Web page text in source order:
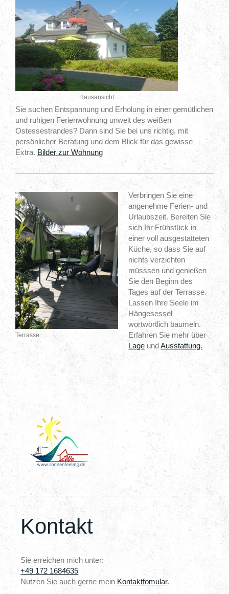
Hausansicht
Sie suchen Entspannung und Erholung in einer gemütlichen
und ruhigen Ferienwohnung unweit des weißen
Ostessestrandes? Dann sind Sie bei uns richtig, mit
persönlicher Beratung und dem Blick für das gewisse
Extra. Bilder zur Wohnung
Terrasse
Verbringen Sie eine
angenehme Ferien- und
Urlaubszeit. Bereiten Sie
sich Ihr Frühstück in
einer voll ausgestatteten
Küche, so dass Sie auf
nichts verzichten
müsssen und genießen
Sie den Beginn des
Tages auf der Terrasse.
Lassen Ihre Seele im
Hängesessel
wortwörtlich baumeln.
Erfahren Sie mehr über
Lage undAusstattung.
Kontakt
Sie erreichen mich unter:
+49 172 1684635
Nutzen Sie auch gerne mein Kontaktfomular.